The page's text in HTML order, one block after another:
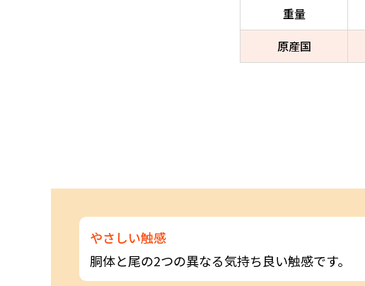
重量
原産国
やさしい触感
胴体と尾の2つの異なる気持ち良い触感です。